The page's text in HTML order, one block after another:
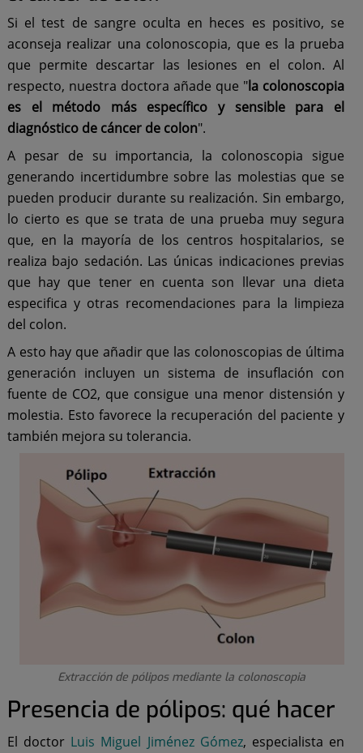
Si el test de sangre oculta en heces es positivo, se
aconseja realizar una colonoscopia, que es la prueba
que permite descartar las lesiones en el colon. Al
respecto, nuestra doctora añade que "la colonoscopia
es el método más específico y sensible para el
diagnóstico de cáncer de colon".
A pesar de su importancia, la colonoscopia sigue
generando incertidumbre sobre las molestias que se
pueden producir durante su realización. Sin embargo,
lo cierto es que se trata de una prueba muy segura
que, en la mayoría de los centros hospitalarios, se
realiza bajo sedación. Las únicas indicaciones previas
que hay que tener en cuenta son llevar una dieta
especifica y otras recomendaciones para la limpieza
del colon.
A esto hay que añadir que las colonoscopias de última
generación incluyen un sistema de insuflación con
fuente de CO2, que consigue una menor distensión y
molestia. Esto favorece la recuperación del paciente y
también mejora su tolerancia.
Extracción de pólipos mediante la colonoscopia
Presencia de pólipos: qué hacer
El doctor Luis Miguel Jiménez Gómez, especialista en